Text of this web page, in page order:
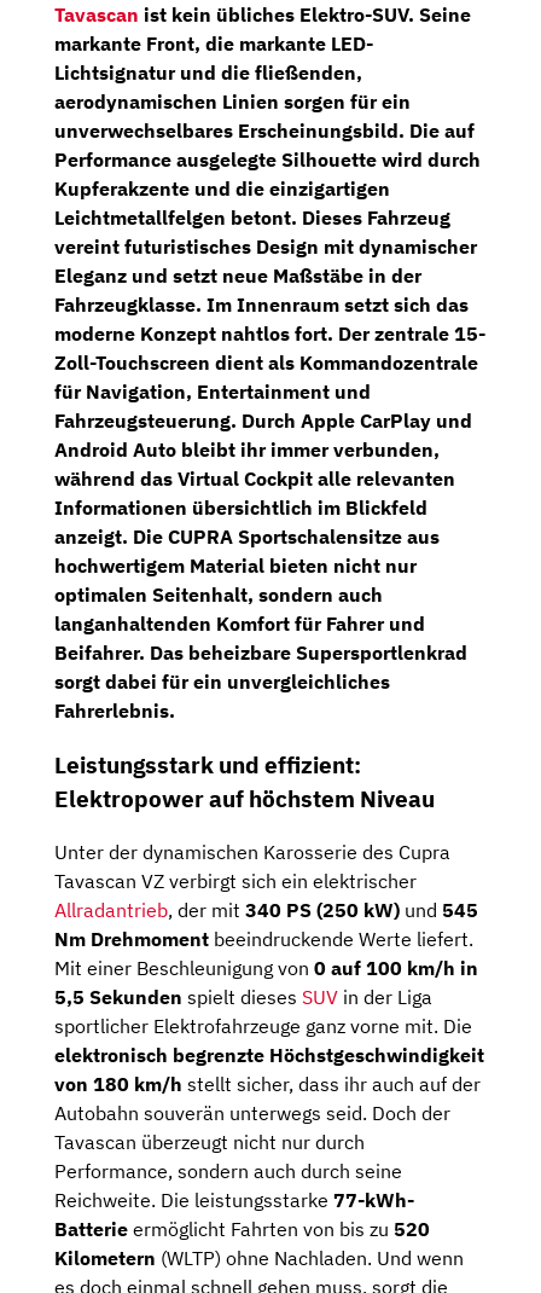
Tavascan ist kein übliches Elektro-SUV. Seine
markante Front, die markante LED-
Lichtsignaturund die fließenden,
aerodynamischen Linien sorgen für ein
unverwechselbares Erscheinungsbild. Die auf
Performance ausgelegte Silhouette wird durch
Kupferakzente und die einzigartigen
Leichtmetallfelgen betont. Dieses Fahrzeug
vereint futuristisches Design mit dynamischer
Eleganz und setzt neue Maßstäbe in der
Fahrzeugklasse. Im Innenraum setzt sich das
moderne Konzept nahtlos fort. Der zentrale 15-
Zoll-Touchscreen dient als Kommandozentrale
für Navigation, Entertainment und
Fahrzeugsteuerung. Durch Apple CarPlay und
Android Auto bleibt ihr immer verbunden,
während das Virtual Cockpit alle relevanten
Informationen übersichtlich im Blickfeld
anzeigt. Die CUPRA Sportschalensitze aus
hochwertigem Material bieten nicht nur
optimalen Seitenhalt, sondern auch
langanhaltenden Komfort für Fahrer und
Beifahrer. Das beheizbare Supersportlenkrad
sorgt dabei für ein unvergleichliches
Fahrerlebnis.
Leistungsstark und effizient:
Elektropower auf höchstem Niveau
Unter der dynamischen Karosserie des Cupra
Tavascan VZ verbirgt sich ein elektrischer
Allradantrieb, der mit 340 PS (250 kW) und 545
Nm Drehmoment beeindruckende Werte liefert.
Mit einer Beschleunigung von 0 auf 100 km/h in
5,5 Sekunden spielt dieses SUV in der Liga
sportlicher Elektrofahrzeuge ganz vorne mit. Die
elektronisch begrenzte Höchstgeschwindigkeit
von 180 km/h stellt sicher, dass ihr auch auf der
Autobahn souverän unterwegs seid. Doch der
Tavascan überzeugt nicht nur durch
Performance, sondern auch durch seine
Reichweite. Die leistungsstarke 77-kWh-
Batterie ermöglicht Fahrten von bis zu 520
Kilometern (WLTP) ohne Nachladen. Und wenn
es doch einmal schnell gehen muss, sorgt die